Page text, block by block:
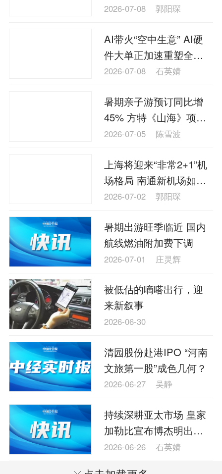
期旺季“量价背离”真相
2026-07-08 郭阳琛
AI带火“空中生意” AI硬
件大单正加速重塑全球
货运版图
2026-07-08 石英婧
暑期亲子游预订同比增
45% 方特《山海》项目
受青睐
2026-07-05 陈雪波
上海将迎来“非常2+1”机
场格局 南通新机场如何
填补长三角世界级机场
2026-07-02 郭阳琛
暑期出游旺季临近 国内
航线燃油附加费下调
2026-07-01 庄灵辉
被低估的嘀嗒出行，迎
来新叙事
2026-06-30
清园股份赴港IPO “河南
文旅第一股”成色几何？
2026-06-27 吴静
持续深耕亚太市场 皇家
加勒比宣布博杰明出任
大中华区总裁兼亚洲区
2026-06-26 石英婧